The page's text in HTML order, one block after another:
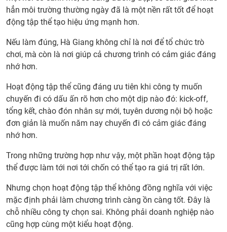
hẳn môi trường thường ngày đã là một nền rất tốt để hoạt
động tập thể tạo hiệu ứng mạnh hơn.
Nếu làm đúng, Hà Giang không chỉ là nơi để tổ chức trò
chơi, mà còn là nơi giúp cả chương trình có cảm giác đáng
nhớ hơn.
Hoạt động tập thể cũng đáng ưu tiên khi công ty muốn
chuyến đi có dấu ấn rõ hơn cho một dịp nào đó: kick-off,
tổng kết, chào đón nhân sự mới, tuyên dương nội bộ hoặc
đơn giản là muốn năm nay chuyến đi có cảm giác đáng
nhớ hơn.
Trong những trường hợp như vậy, một phần hoạt động tập
thể được làm tới nơi tới chốn có thể tạo ra giá trị rất lớn.
Nhưng chọn hoạt động tập thể không đồng nghĩa với việc
mặc định phải làm chương trình càng ồn càng tốt. Đây là
chỗ nhiều công ty chọn sai. Không phải doanh nghiệp nào
cũng hợp cùng một kiểu hoạt động.